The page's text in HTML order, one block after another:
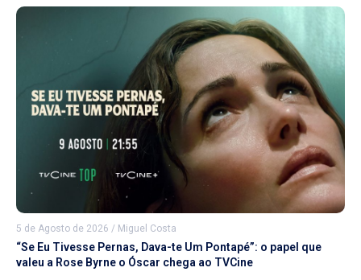
5 de Agosto de 2026 / Miguel Costa
“Se Eu Tivesse Pernas, Dava-te Um Pontapé”: o papel que
valeu a Rose Byrne o Óscar chega ao TVCine